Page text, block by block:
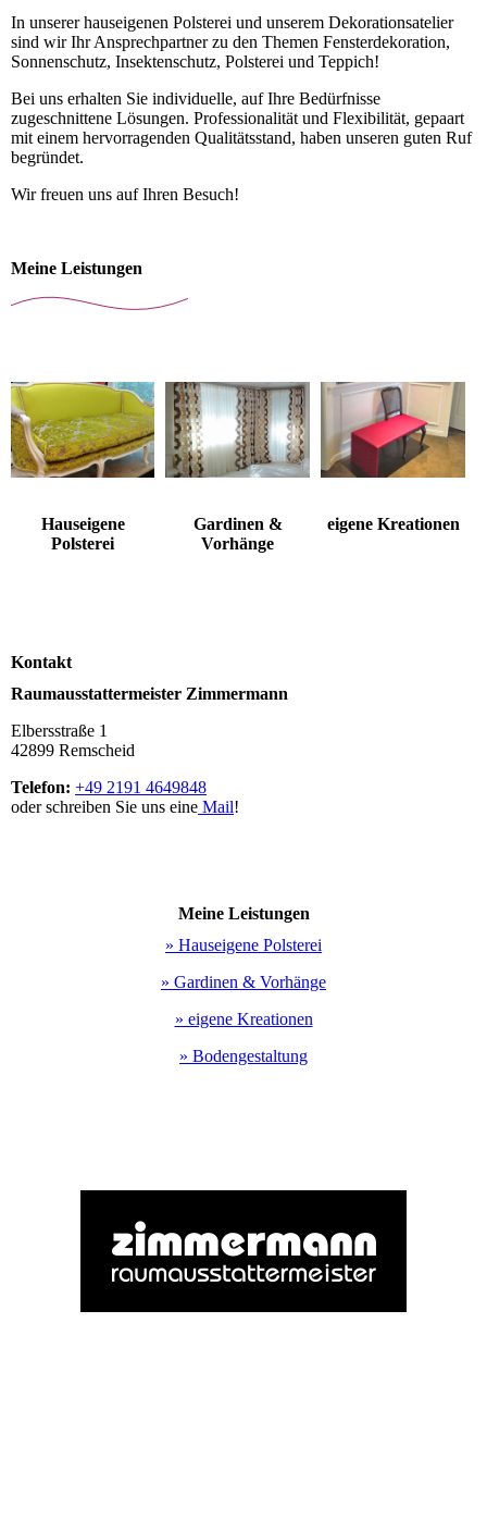
In unserer hauseigenen Polsterei und unserem Dekorationsatelier
sind wir Ihr An­sprech­part­ner zu den Themen Fensterdekoration,
Son­nen­schutz, Insektenschutz, Polsterei und Teppich!
Bei uns erhalten Sie individuelle, auf Ihre Be­dürf­nis­se
zugeschnittene Lösungen. Pro­fes­sio­na­li­tät und Flexibilität, gepaart
mit einem hervorragenden Qualitätsstand, haben unseren guten Ruf
begründet.
Wir freuen uns auf Ihren Besuch!
Meine Leistungen
Hauseigene
Polsterei
Gardinen &
Vorhänge
eigene Kreationen
Kontakt
Raumausstattermeister Zimmermann
Elbersstraße 1
42899 Remscheid
Telefon: +49 2191 4649848
oder schreiben Sie uns eine Mail!
Meine Leistungen
» Hauseigene Polsterei
» Gardinen & Vorhänge
» eigene Kreationen
» Bodengestaltung